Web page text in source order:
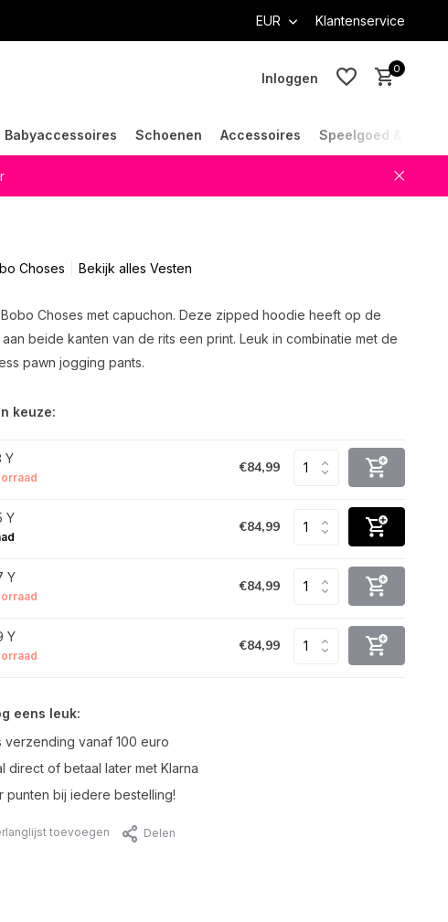
EUR Klantenservice
Inloggen
0
Babyaccessoires Schoenen Accessoires Speelgoed &
Choses Bekijk alles Vesten
Choses met capuchon. Deze zipped hoodie heeft op de
beide kanten van de rits een print. Leuk in combinatie met de
pawn jogging pants.
keuze:
Y
€84,99
Y
€84,99
Y
€84,99
Y
€84,99
eens leuk:
verzending vanaf 100 euro
direct of betaal later met Klarna
punten bij iedere bestelling!
toevoegen Delen